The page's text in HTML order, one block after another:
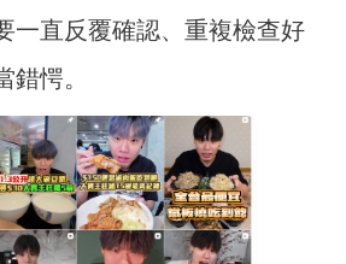
一直反覆確認、重複檢查好
錯愕。